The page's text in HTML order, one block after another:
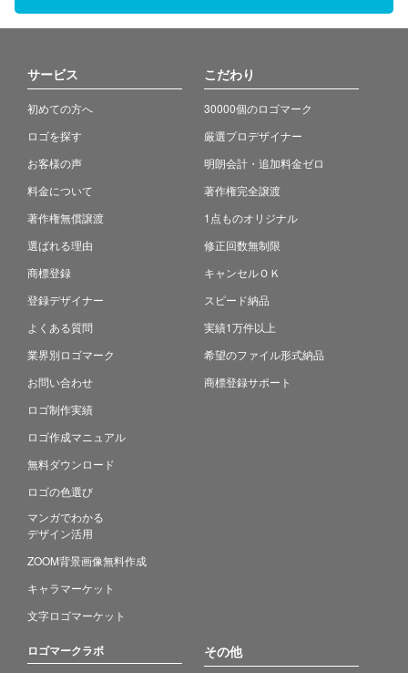
サービス
初めての方へ
ロゴを探す
お客様の声
料金について
著作権無償譲渡
選ばれる理由
商標登録
登録デザイナー
よくある質問
業界別ロゴマーク
お問い合わせ
ロゴ制作実績
ロゴ作成マニュアル
無料ダウンロード
ロゴの色選び
マンガでわかる
デザイン活用
ZOOM背景画像無料作成
キャラマーケット
文字ロゴマーケット
こだわり
30000個のロゴマーク
厳選プロデザイナー
明朗会計・追加料金ゼロ
著作権完全譲渡
1点ものオリジナル
修正回数無制限
キャンセルＯＫ
スピード納品
実績1万件以上
希望のファイル形式納品
商標登録サポート
ロゴマークラボ その他